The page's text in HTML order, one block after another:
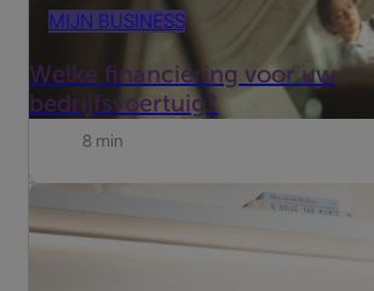
MIJN BUSINESS
Welke financiering voor uw
bedrijfsvoertuig?
8 min
De jonge plastisch chirurg droomde
innovatieve kliniek op te richten, maar
bank die zijn ambities begreep en hem